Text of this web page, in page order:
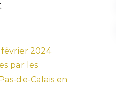
2024
par les
de-Calais en